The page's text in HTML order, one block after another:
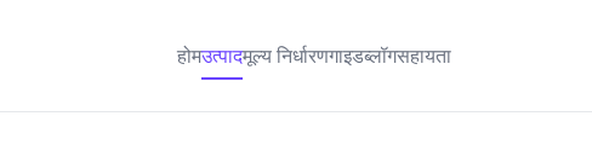
होमउत्पादमूल्य निर्धारणगाइडब्लॉगसहायता